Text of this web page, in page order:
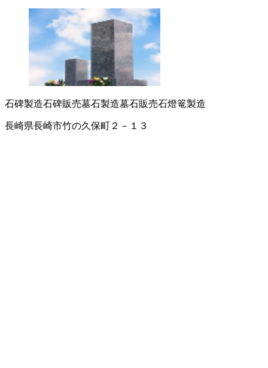
石碑製造石碑販売墓石製造墓石販売石燈篭製造
長崎県長崎市竹の久保町２－１３